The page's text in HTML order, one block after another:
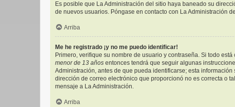
Es posible que La Administración del sitio haya baneado su
de nuevos usuarios. Póngase en contacto con La Administración
Arriba
Me he registrado ¡y no me puedo identificar!
Primero, verifique su nombre de usuario y contraseña. Si todo
menor de 13 años entonces tendrá que seguir algunas
Administración, antes de que pueda identificarse; esta
dirección de correo electrónico que proporcionó no es correcta o
mensaje a La Administración.
Arriba